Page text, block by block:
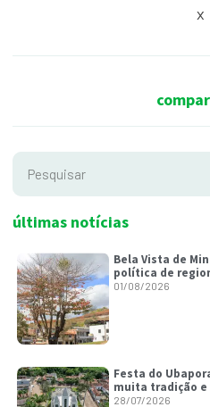
x
últimas notícias
Bela Vista de
política de
01/08/2026
Festa do
muita tradição
28/07/2026